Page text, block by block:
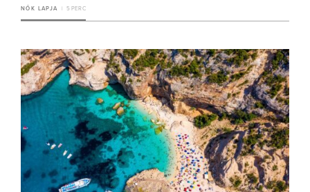
NŐK LAPJA 5 PERC